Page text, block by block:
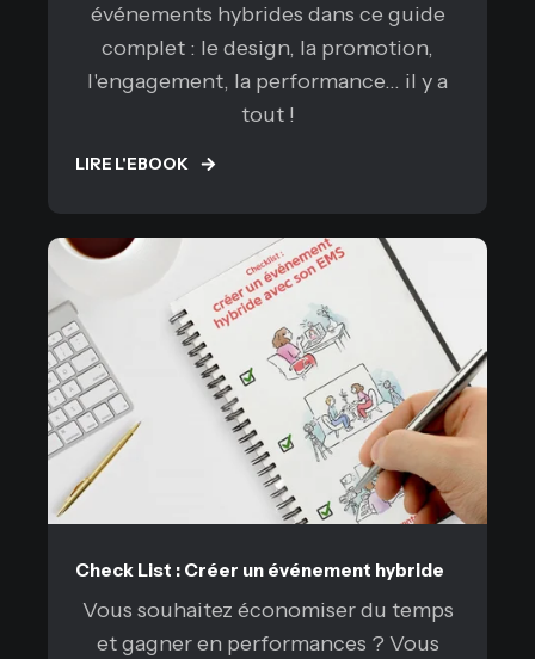
événements hybrides dans ce guide
complet : le design, la promotion,
l'engagement, la performance... il y a
tout !
LIRE L'EBOOK
Check List : Créer un événement hybride
Vous souhaitez économiser du temps
et gagner en performances ? Vous